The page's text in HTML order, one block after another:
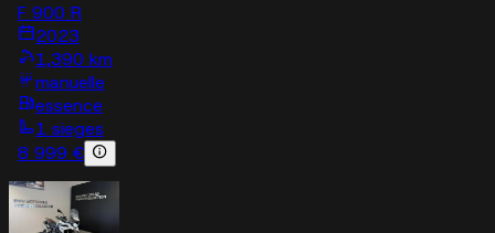
F 900 R
2023
1,390 km
manuelle
essence
1 sieges
8 999 €